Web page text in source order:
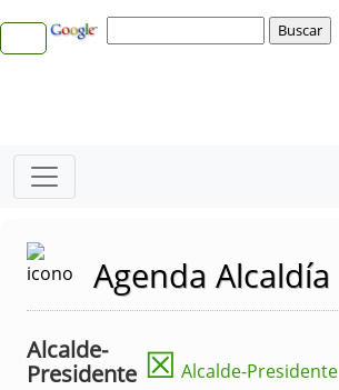
Agenda Alcaldía
Alcalde-
Presidente ☒ Alcalde-Presidente